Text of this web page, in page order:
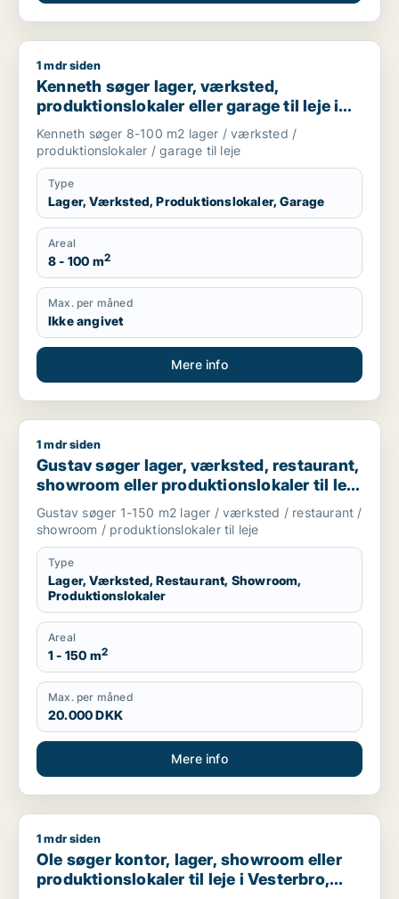
Kenneth søger lager, værksted, produktionslokaler eller
1 mdr siden
Kenneth søger lager, værksted,
produktionslokaler eller garage til leje i
Frederiksberg, København SV eller Valby
m.fl.
Kenneth søger 8-100 m2 lager / værksted /
produktionslokaler / garage til leje
Type
Lager, Værksted, Produktionslokaler, Garage
Areal
8 - 100 m2
Max. per måned
Ikke angivet
Mere info
Gustav søger lager, værksted, restaurant, showroom eller
1 mdr siden
Gustav søger lager, værksted, restaurant,
showroom eller produktionslokaler til leje
i København K, Vesterbro eller
Frederiksberg m.fl.
Gustav søger 1-150 m2 lager / værksted / restaurant /
showroom / produktionslokaler til leje
Type
Lager, Værksted, Restaurant, Showroom,
Produktionslokaler
Areal
1 - 150 m2
Max. per måned
20.000 DKK
Mere info
Ole søger kontor, lager, showroom eller produktionslokaler
1 mdr siden
Ole søger kontor, lager, showroom eller
produktionslokaler til leje i Vesterbro,